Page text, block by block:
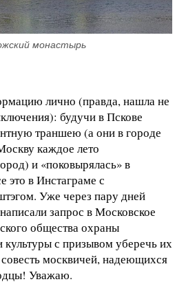
монастырь
лично (правда, нашла не
будучи в Пскове
траншею (а они в городе
каждое лето
и «поковырялась» в
это в Инстаграме с
Уже через пару дней
запрос в Московское
общества охраны
культуры с призывом уберечь их
москвичей, надеющихся
Уважаю.